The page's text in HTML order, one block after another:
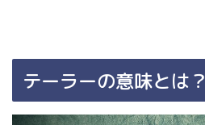
テーラーの意味とは？